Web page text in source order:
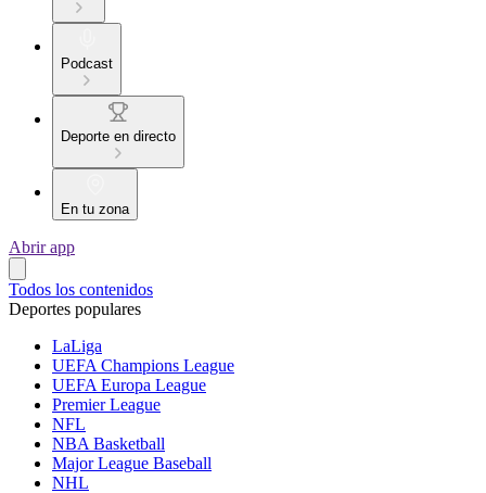
Podcast
Deporte en directo
En tu zona
Abrir app
Todos los contenidos
Deportes populares
LaLiga
UEFA Champions League
UEFA Europa League
Premier League
NFL
NBA Basketball
Major League Baseball
NHL